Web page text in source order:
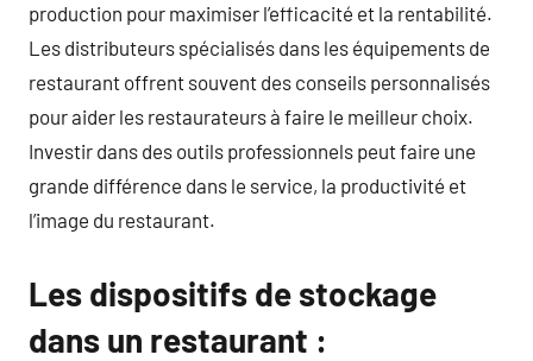
production pour maximiser l’efficacité et la rentabilité.
Les distributeurs spécialisés dans les équipements de
restaurant offrent souvent des conseils personnalisés
pour aider les restaurateurs à faire le meilleur choix.
Investir dans des outils professionnels peut faire une
grande différence dans le service, la productivité et
l’image du restaurant.
Les dispositifs de stockage
dans un restaurant :